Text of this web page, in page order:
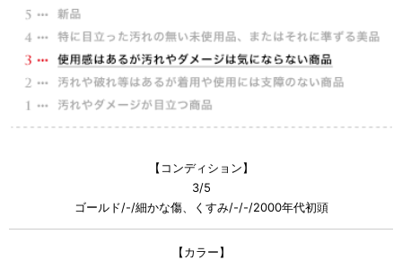
【コンディション】
3/5
ゴールド/-/細かな傷、くすみ/-/-/2000年代初頭
【カラー】